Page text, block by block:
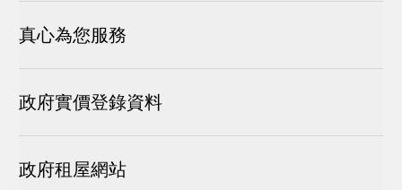
真心為您服務
政府實價登錄資料
政府租屋網站